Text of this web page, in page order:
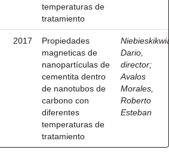
temperaturas de
tratamiento
2017
Propiedades
magneticas de
nanopartículas de
cementita dentro
de nanotubos de
carbono con
diferentes
temperaturas de
tratamiento
Dario,
director;
Avalos
Morales,
Roberto
Esteban